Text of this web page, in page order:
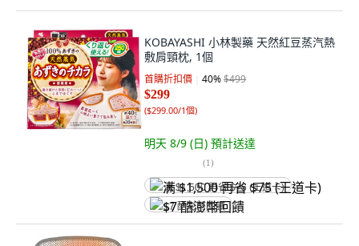
KOBAYASHI 小林製藥 天然紅豆蒸汽熱
敷肩頸枕, 1個
首購折扣價 40%$499
$299
($299.00/1個)
明天 8/9 (日) 預計送達
(1)
满 $1,500 再省 $75 (王道卡)
$7 酷澎幣回饋